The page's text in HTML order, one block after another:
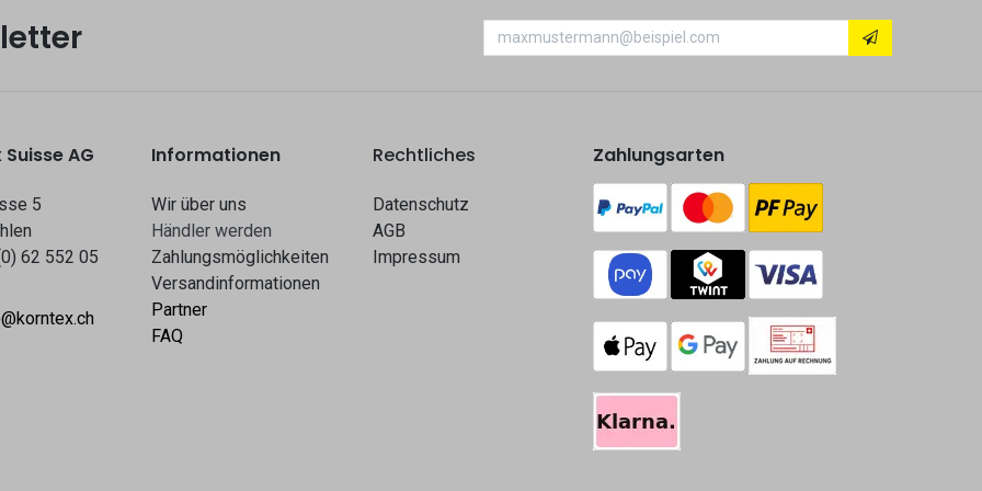
AG
5
62 552 05
Informationen
Wir über uns
Hä​​ndle​​r werden​​
Zahlungsmöglichkeiten
Versandinformationen
Partner
FAQ
Rechtliches
Datenschutz
AGB
Impressum
Zahlungsarten